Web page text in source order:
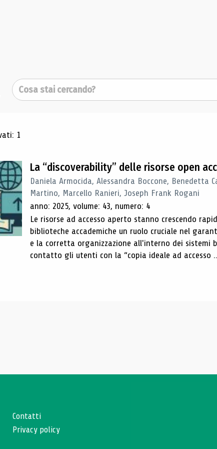
Cerca
di ricerca
1
La “discoverability” delle risorse open
Daniela Armocida, Alessandra Boccone, Benedetta
Martino, Marcello Ranieri, Joseph Frank Rogani
anno: 2025, volume: 43, numero: 4
Le risorse ad accesso aperto stanno crescendo
biblioteche accademiche un ruolo cruciale nel
e la corretta organizzazione all'interno dei sistemi
contatto gli utenti con la “copia ideale ad accesso
Contatti
Privacy policy